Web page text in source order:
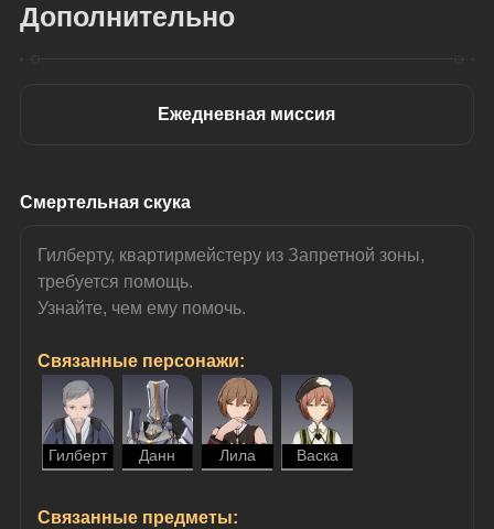
Дополнительно
Ежедневная миссия
Смертельная скука
Гилберту, квартирмейстеру из Запретной зоны,
требуется помощь.
Узнайте, чем ему помочь.
Связанные персонажи:
Гилберт Данн Лила Васка
Связанные предметы: